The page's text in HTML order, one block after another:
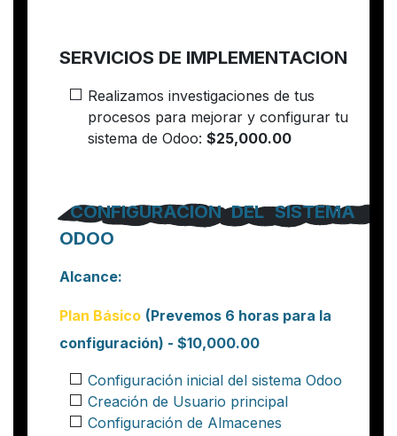
SERVICIOS DE IMPLEMENTACION
Realizamos investigaciones de tus
procesos para mejorar y configurar tu
sistema de Odoo: $25,000.00
CONFIGURACION DEL SISTEMA
ODOO
Alcance:
Plan Básico (Prevemos 6 horas para la
configuración) - $10,000.00
Configuración inicial del sistema Odoo
Creación de Usuario principal
Configuración de Almacenes